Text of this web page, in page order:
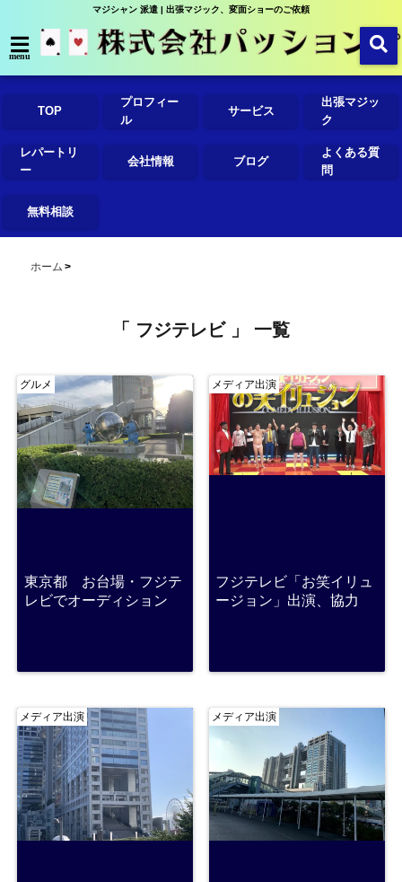
マジシャン 派遣 | 出張マジック、変面ショーのご依頼
menu
TOP
プロフィー
ル
サービス
出張マジッ
ク
レパートリ
ー
会社情報 ブログ
よくある質
問
無料相談
ホーム
「 フジテレビ 」 一覧
グルメ
東京都 お台場・フジテ
レビでオーディション
メディア出演
フジテレビ「お笑イリュ
ージョン」出演、協力
メディア出演 メディア出演